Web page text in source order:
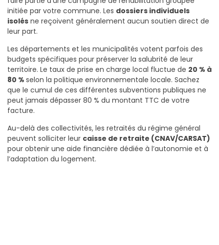
initiée par votre commune. Les dossiers individuels
isolés ne reçoivent généralement aucun soutien direct de
leur part.
Les départements et les municipalités votent parfois des
budgets spécifiques pour préserver la salubrité de leur
territoire. Le taux de prise en charge local fluctue de 20 % à
80 % selon la politique environnementale locale. Sachez
que le cumul de ces différentes subventions publiques ne
peut jamais dépasser 80 % du montant TTC de votre
facture.
Au-delà des collectivités, les retraités du régime général
peuvent solliciter leur caisse de retraite (CNAV/CARSAT)
pour obtenir une aide financière dédiée à l’autonomie et à
l’adaptation du logement.